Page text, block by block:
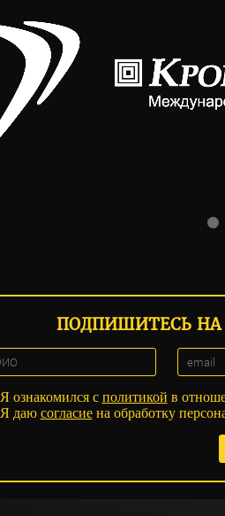
ПОДПИШИТЕСЬ НА
Я ознакомился с политикой в
Я даю согласиена обработку